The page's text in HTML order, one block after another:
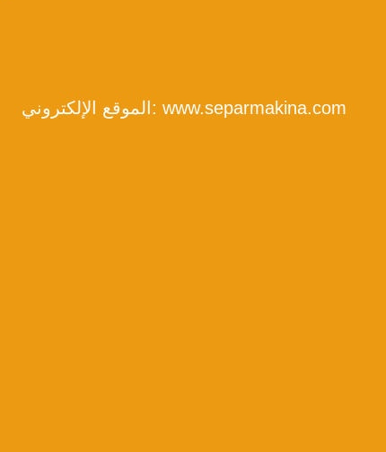
الموقع الإلكتروني: www.separmakina.com